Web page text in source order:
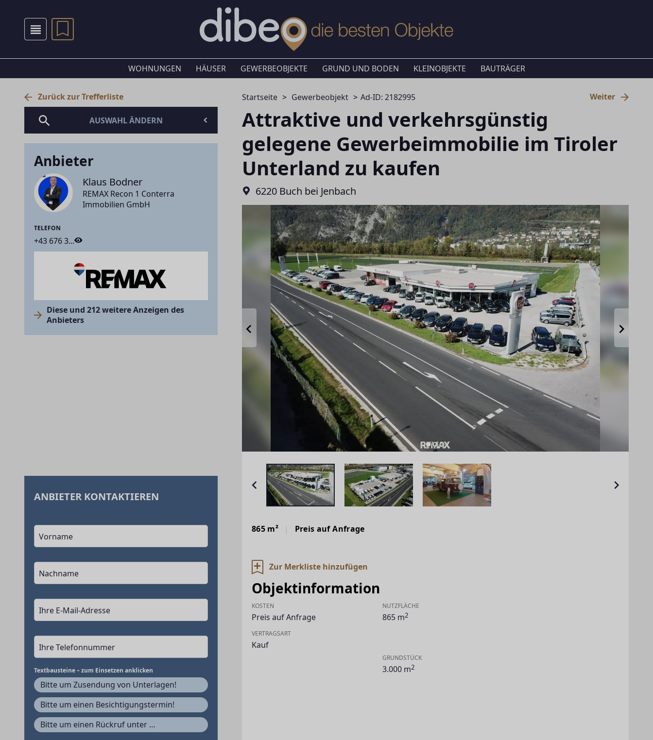
WOHNUNGEN HÄUSER GEWERBEOBJEKTE GRUND UND BODEN KLEINOBJEKTE BAUTRÄGER
Startseite Gewerbeobjekt Ad-ID: 2182995 Weiter
Attraktive und verkehrsgünstig
gelegene Gewerbeimmobilie im Tiroler
Unterland zu kaufen
6220 Buch bei Jenbach
865 m² Preis auf Anfrage
Zur Merkliste hinzufügen
Objektinformation
KOSTEN
Preis auf Anfrage
VERTRAGSART
Kauf
NUTZFLÄCHE
865 m2
GRUNDSTÜCK
3.000 m2
Zurück zur Trefferliste
AUSWAHL ÄNDERN
Anbieter
Klaus Bodner
REMAX Recon 1 Conterra
Immobilien GmbH
TELEFON
+43 676 3...
Diese und 212 weitere Anzeigen des
Anbieters
ANBIETER KONTAKTIEREN
Textbausteine – zum Einsetzen anklicken
Bitte um Zusendung von Unterlagen!
Bitte um einen Besichtigungstermin!
Bitte um einen Rückruf unter …